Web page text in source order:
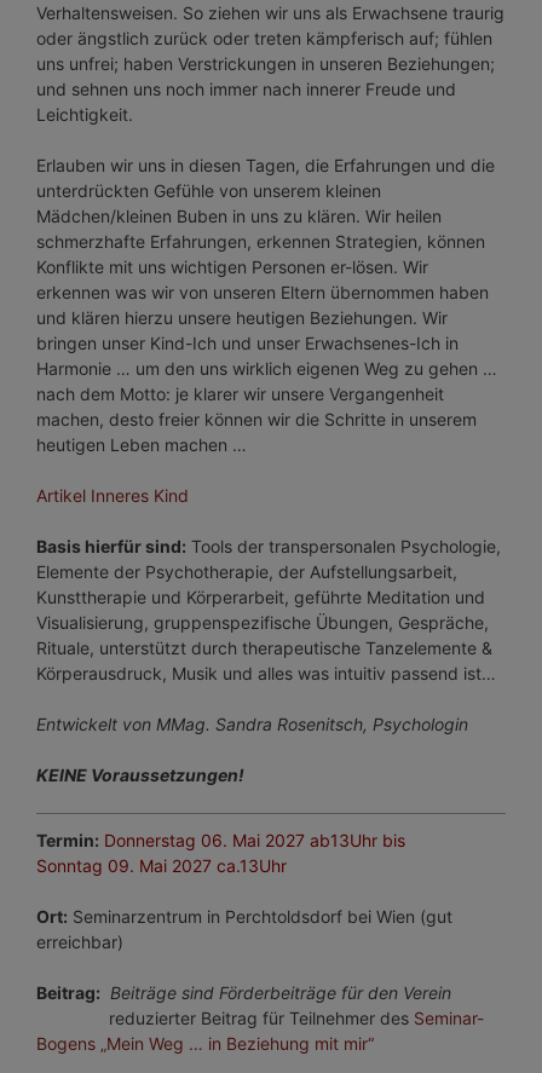
Verhaltensweisen. So ziehen wir uns als Erwachsene traurig
oder ängstlich zurück oder treten kämpferisch auf; fühlen
uns unfrei; haben Verstrickungen in unseren Beziehungen;
und sehnen uns noch immer nach innerer Freude und
Leichtigkeit.
Erlauben wir uns in diesen Tagen, die Erfahrungen und die
unterdrückten Gefühle von unserem kleinen
Mädchen/kleinen Buben in uns zu klären. Wir heilen
schmerzhafte Erfahrungen, erkennen Strategien, können
Konflikte mit uns wichtigen Personen er-lösen. Wir
erkennen was wir von unseren Eltern übernommen haben
und klären hierzu unsere heutigen Beziehungen. Wir
bringen unser Kind-Ich und unser Erwachsenes-Ich in
Harmonie … um den uns wirklich eigenen Weg zu gehen …
nach dem Motto: je klarer wir unsere Vergangenheit
machen, desto freier können wir die Schritte in unserem
heutigen Leben machen …
Artikel Inneres Kind
Basis hierfür sind: Tools der transpersonalen Psychologie,
Elemente der Psychotherapie, der Aufstellungsarbeit,
Kunsttherapie und Körperarbeit, geführte Meditation und
Visualisierung, gruppenspezifische Übungen, Gespräche,
Rituale, unterstützt durch therapeutische Tanzelemente &
Körperausdruck, Musik und alles was intuitiv passend ist…
Entwickelt von MMag. Sandra Rosenitsch, Psychologin
KEINE Voraussetzungen!
Termin: Donnerstag 06. Mai 2027 ab13Uhr bis
Sonntag 09. Mai 2027 ca.13Uhr
Ort: Seminarzentrum in Perchtoldsdorf bei Wien (gut
erreichbar)
Beitrag: Beiträge sind Förderbeiträge für den Verein
reduzierter Beitrag für Teilnehmer des Seminar-
Bogens „Mein Weg … in Beziehung mit mir“